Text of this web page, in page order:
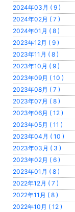
2024年03月 ( 9 )
2024年02月 ( 7 )
2024年01月 ( 8 )
2023年12月 ( 9 )
2023年11月 ( 8 )
2023年10月 ( 9 )
2023年09月 ( 10 )
2023年08月 ( 7 )
2023年07月 ( 8 )
2023年06月 ( 12 )
2023年05月 ( 11 )
2023年04月 ( 10 )
2023年03月 ( 3 )
2023年02月 ( 6 )
2023年01月 ( 8 )
2022年12月 ( 7 )
2022年11月 ( 8 )
2022年10月 ( 12 )